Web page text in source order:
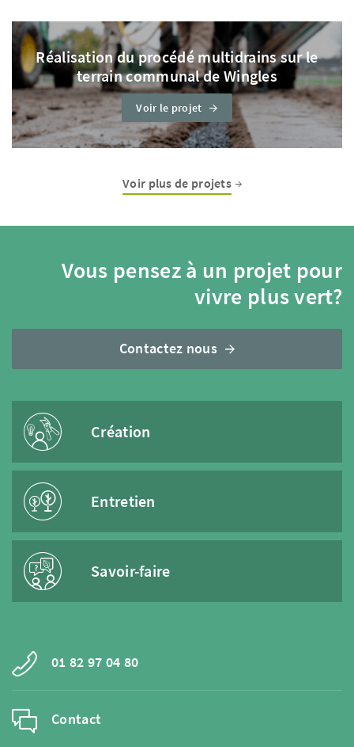
Réalisation du procédé multidrains sur le
terrain communal de Wingles
Voir le projet
Voir plus de projets
Vous pensez à un projet pour
vivre plus vert?
Contactez nous
Création
Entretien
Savoir-faire
01 82 97 04 80
Contact